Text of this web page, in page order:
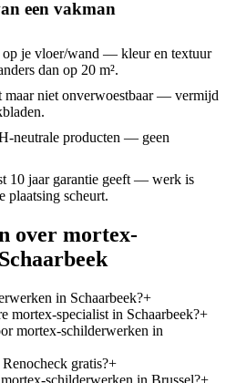
een vakman
op je vloer/wand — kleur en textuur
dan op 20 m².
maar niet onverwoestbaar — vermijd
neutrale producten — geen
10 jaar garantie geeft — werk is
plaatsing scheurt.
over mortex-
Schaarbeek
in Schaarbeek?+
mortex-specialist in Schaarbeek?+
mortex-schilderwerken in
gratis?+
schilderwerken in Brussel?+